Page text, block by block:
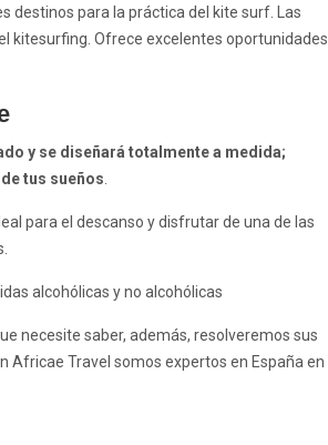
destinos para la práctica del kite surf. Las
kitesurfing. Ofrece excelentes oportunidades
y se diseñará totalmente a medida;
tus sueños
para el descanso y disfrutar de una de las
alcohólicas y no alcohólicas
necesite saber, además, resolveremos sus
Africae Travel somos expertos en España en